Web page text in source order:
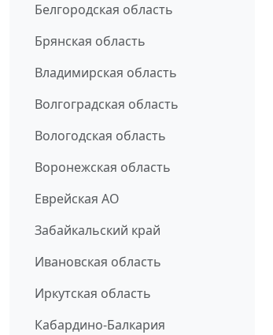
Белгородская область
Брянская область
Владимирская область
Волгоградская область
Вологодская область
Воронежская область
Еврейская АО
Забайкальский край
Ивановская область
Иркутская область
Кабардино-Балкария